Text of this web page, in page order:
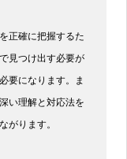
正確に把握するた
見つけ出す必要が
要になります。ま
い理解と対応法を
がります。